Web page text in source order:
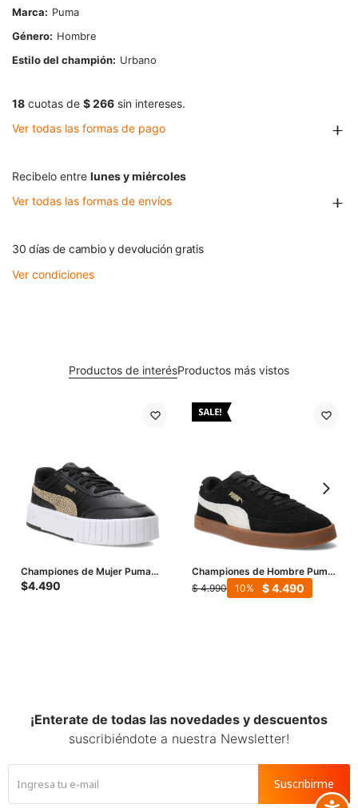
Marca
Puma
Género
Hombre
Estilo del champión
Urbano
18 cuotas de $ 266 sin intereses.
Ver todas las formas de pago
Recibelo entre lunes y miércoles
Ver todas las formas de envíos
30 días de cambio y devolución gratis
Ver condiciones
Productos de interésProductos más vistos
Championes de Mujer Puma
Carina Mía Topcat - Negro -
$4.490
Championes de Hombre Puma
Club II Era Suede - Negro -
Beige Natural
$ 4.990 $4.490
10
¡Enterate de todas las novedades y descuentos
suscribiéndote a nuestra Newsletter!
Suscribirme